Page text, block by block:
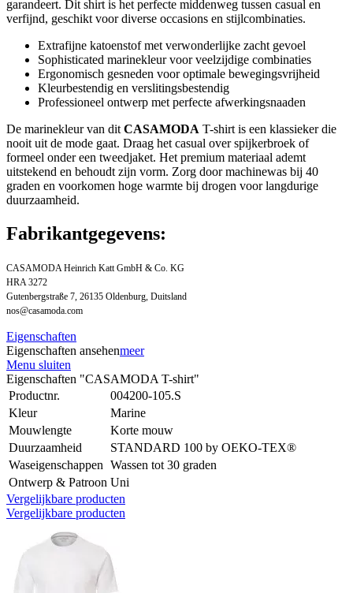
garandeert. Dit shirt is het perfecte middenweg tussen casual en
verfijnd, geschikt voor diverse occasions en stijlcombinaties.
Extrafijne katoenstof met verwonderlijke zacht gevoel
Sophisticated marinekleur voor veelzijdige combinaties
Ergonomisch gesneden voor optimale bewegingsvrijheid
Kleurbestendig en verslitingsbestendig
Professioneel ontwerp met perfecte afwerkingsnaaden
De marinekleur van dit CASAMODA T-shirt is een klassieker die
nooit uit de mode gaat. Draag het casual over spijkerbroek of
formeel onder een tweedjaket. Het premium materiaal ademt
uitstekend en behoudt zijn vorm. Zorg door machinewas bij 40
graden en voorkomen hoge warmte bij drogen voor langdurige
duurzaamheid.
Fabrikantgegevens:
CASAMODA Heinrich Katt GmbH & Co. KG
HRA 3272
Gutenbergstraße 7, 26135 Oldenburg, Duitsland
nos@casamoda.com
Eigenschaften
Eigenschaften ansehenmeer
Menu sluiten
Eigenschaften "CASAMODA T-shirt"
Productnr.
004200-105.S
Kleur
Marine
Mouwlengte
Korte mouw
Duurzaamheid
STANDARD 100 by OEKO-TEX®
Waseigenschappen Wassen tot 30 graden
Ontwerp & Patroon Uni
Vergelijkbare producten
Vergelijkbare producten